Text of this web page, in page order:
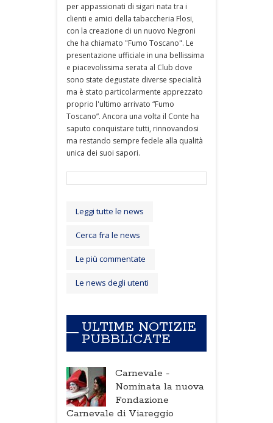
per appassionati di sigari nata tra i
clienti e amici della tabaccheria Flosi,
con la creazione di un nuovo Negroni
che ha chiamato "Fumo Toscano". Le
presentazione ufficiale in una bellissima
e piacevolissima serata al Club dove
sono state degustate diverse specialità
ma è stato particolarmente apprezzato
proprio l'ultimo arrivato “Fumo
Toscano”. Ancora una volta il Conte ha
saputo conquistare tutti, rinnovandosi
ma restando sempre fedele alla qualità
unica dei suoi sapori.
Leggi tutte le news
Cerca fra le news
Le più commentate
Le news degli utenti
ULTIME NOTIZIE
PUBBLICATE
Carnevale -
Nominata la nuova
Fondazione
Carnevale di Viareggio